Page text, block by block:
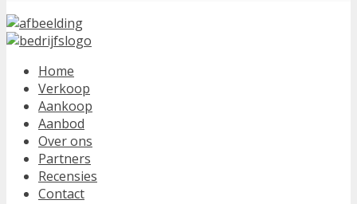
Home
Verkoop
Aankoop
Aanbod
Over ons
Partners
Recensies
Contact